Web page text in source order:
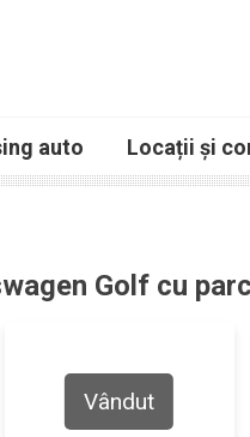
auto Locații și
Golf cu
Vândut